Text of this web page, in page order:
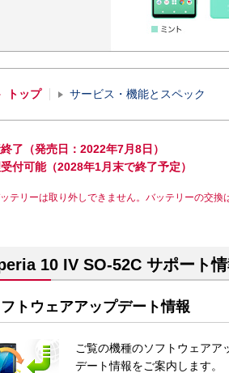
トップ サービス・機能とスペック
了（発売日：2022年7月8日）
付可能（2028年1月末で終了予定）
テリーは取り外しできません。バッテリーの交換
10 IV SO-52C サポート
トウェアアップデート情報
ご覧の機種のソフトウェアア
デート情報をご案内します。